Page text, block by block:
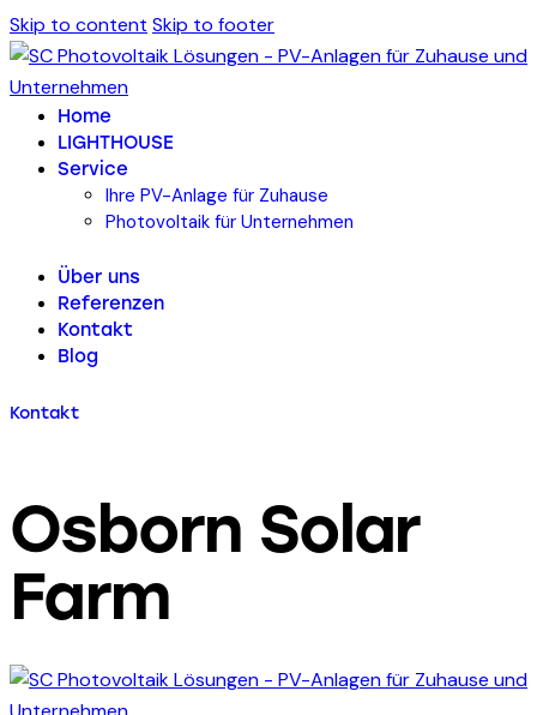
Skip to content Skip to footer
Home
LIGHTHOUSE
Service
Ihre PV-Anlage für Zuhause
Photovoltaik für Unternehmen
Über uns
Referenzen
Kontakt
Blog
Kontakt
Osborn Solar
Farm